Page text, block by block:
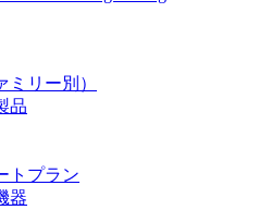
ミリー別）
品
トプラン
器